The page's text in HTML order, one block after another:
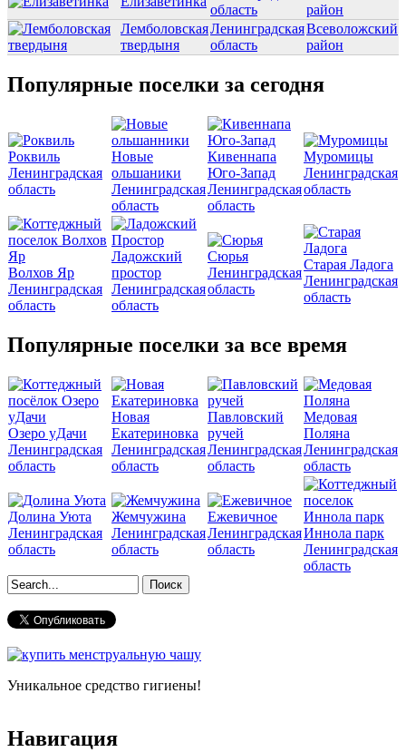
область
район
Лемболовская
твердыня
Ленинградская
область
Всеволожский
район
Популярные поселки за сегодня
Роквиль
Ленинградская
область
Новые
ольшаники
Ленинградская
область
Кивеннапа
Юго-Запад
Ленинградская
область
Муромицы
Ленинградская
область
Волхов Яр
Ленинградская
область
Ладожский
простор
Ленинградская
область
Сюрья
Ленинградская
область
Старая Ладога
Ленинградская
область
Популярные поселки за все время
Озеро уДачи
Ленинградская
область
Новая
Екатериновка
Ленинградская
область
Павловский
ручей
Ленинградская
область
Медовая
Поляна
Ленинградская
область
Долина Уюта
Ленинградская
область
Жемчужина
Ленинградская
область
Ежевичное
Ленинградская
область
Иннола парк
Ленинградская
область
Форма поиска
Уникальное средство гигиены!
Навигация